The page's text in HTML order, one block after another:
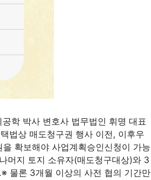
학 박사 변호사 법무법인 휘명 대표
법상 매도청구권 행사 이전, 이후우
확보해야 사업계획승인신청이 가능
머지 토지 소유자(매도청구대상)와 3
물론 3개월 이상의 사전 협의 기간만